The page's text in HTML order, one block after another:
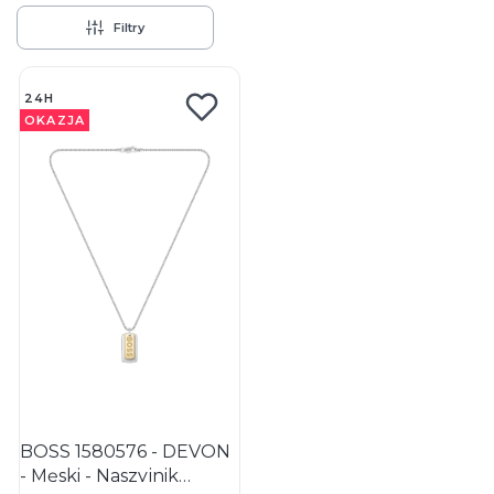
Filtry
24H
OKAZJA
BOSS 1580576 - DEVON
- Męski - Naszyjnik